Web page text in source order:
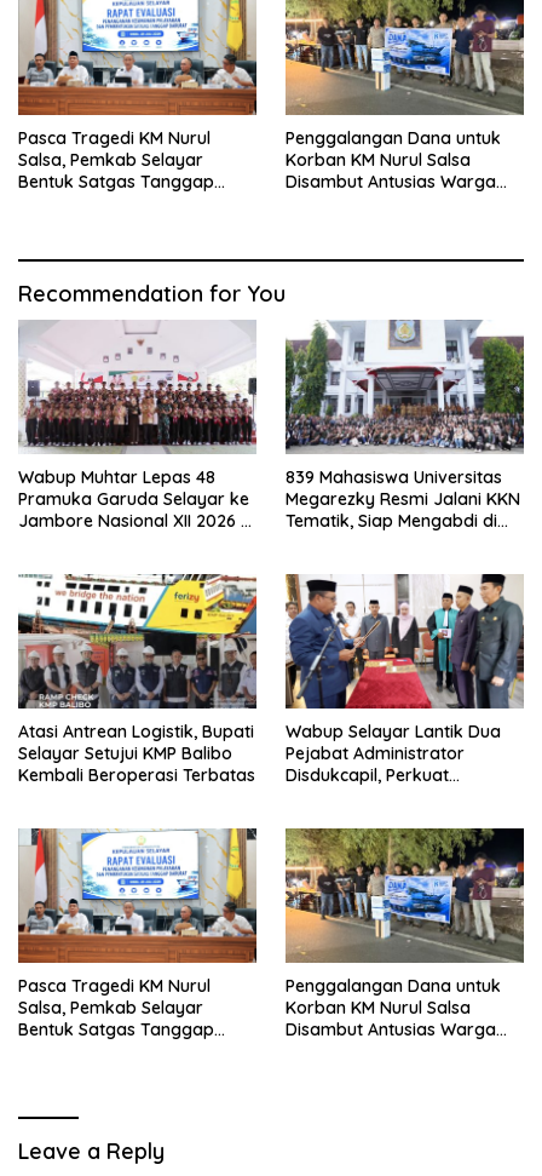
Pasca Tragedi KM Nurul
Salsa, Pemkab Selayar
Bentuk Satgas Tanggap
Penggalangan Dana untuk
Korban KM Nurul Salsa
Disambut Antusias Warga
Recommendation for You
Wabup Muhtar Lepas 48
Pramuka Garuda Selayar ke
Jambore Nasional XII 2026 di
839 Mahasiswa Universitas
Megarezky Resmi Jalani KKN
Tematik, Siap Mengabdi di
Atasi Antrean Logistik, Bupati
Selayar Setujui KMP Balibo
Kembali Beroperasi Terbatas
Wabup Selayar Lantik Dua
Pejabat Administrator
Disdukcapil, Perkuat
Pasca Tragedi KM Nurul
Salsa, Pemkab Selayar
Bentuk Satgas Tanggap
Penggalangan Dana untuk
Korban KM Nurul Salsa
Disambut Antusias Warga
Leave a Reply